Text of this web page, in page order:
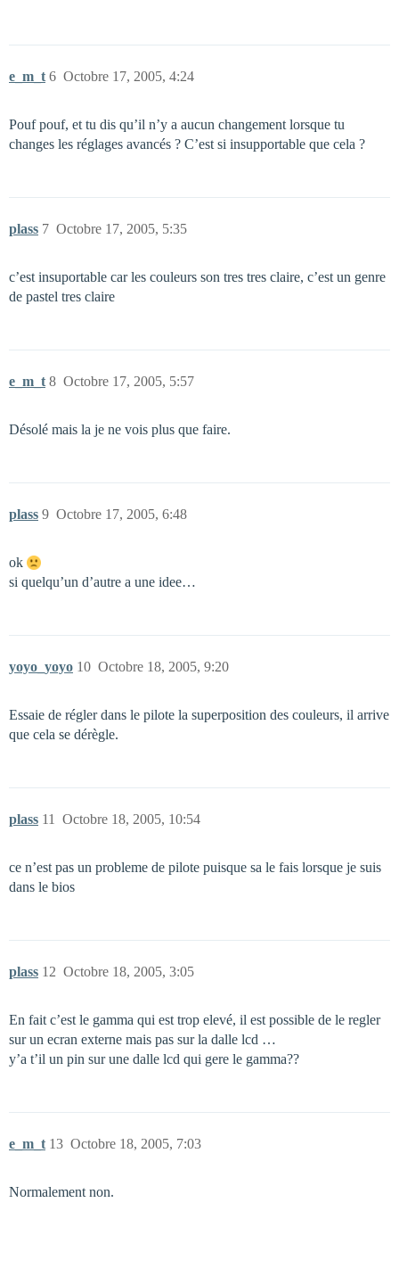
e_m_t Octobre 17, 2005, 4:24
6
Pouf pouf, et tu dis qu’il n’y a aucun changement lorsque tu
changes les réglages avancés ? C’est si insupportable que cela ?
plass Octobre 17, 2005, 5:35
7
c’est insuportable car les couleurs son tres tres claire, c’est un genre
de pastel tres claire
e_m_t Octobre 17, 2005, 5:57
8
Désolé mais la je ne vois plus que faire.
plass Octobre 17, 2005, 6:48
9
ok
si quelqu’un d’autre a une idee…
yoyo_yoyo Octobre 18, 2005, 9:20
10
Essaie de régler dans le pilote la superposition des couleurs, il arrive
que cela se dérègle.
plass Octobre 18, 2005, 10:54
11
ce n’est pas un probleme de pilote puisque sa le fais lorsque je suis
dans le bios
plass Octobre 18, 2005, 3:05
12
En fait c’est le gamma qui est trop elevé, il est possible de le regler
sur un ecran externe mais pas sur la dalle lcd …
y’a t’il un pin sur une dalle lcd qui gere le gamma??
e_m_t Octobre 18, 2005, 7:03
13
Normalement non.